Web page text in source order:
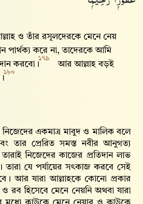
ও তাঁর রসূলদেরকে মেনে নেয়
পার্থক্য করে না, তাদেরকে আমি
করবো।
১৭৯
আর আল্লাহ‌ বড়ই
১৮০
নিজেদের একমাত্র মাবুদ ও মালিক বলে
তার প্রেরিত সমস্ত নবীর আনুগত্য
নিজেদের কাজের প্রতিদান লাভ
তারা যে পর্যায়ের সৎকাজ করবে সেই
আর যারা আল্লাহকে কোনো প্রকার
ও রব হিসেবে মেনে নেয়নি অথবা যারা